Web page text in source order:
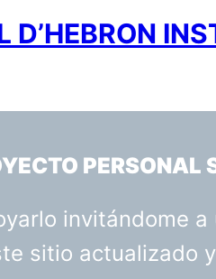
D’HEBRON
PERSONAL
invitándome a
sitio actualizado